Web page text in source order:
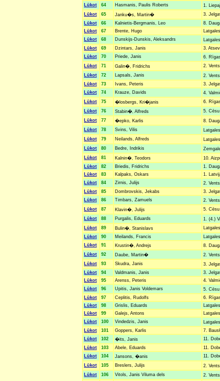
Lūkot
64 Hasmanis, Paulis Roberts
1.
Lūkot
65 Janku�s, Martin�
3.
Lūkot
66 Kalnietis-Bergmanis, Leo
8.
Lūkot
67 Brente, Hugo
Lūkot
68 Dunskijs-Dunskis, Aleksandrs
Lūkot
69 Dzintars, Janis
3.
Lūkot
70 Priede, Janis
6.
Lūkot
71 Galin�, Fridrichs
2.
Lūkot
72 Lapsals, Janis
2.
Lūkot
73 Ivans, Peteris
3.
Lūkot
74 Krauze, Davids
4.
Lūkot
75 �losbergs, Kri�janis
6.
Lūkot
76 Stabin�, Alfreds
5.
Lūkot
77 �epko, Karlis
8.
Lūkot
78 Svins, Vilis
Lūkot
79 Neilands, Alfreds
Lūkot
80 Bedre, Indrikis
Lūkot
81 Kalnin�, Teodors
10.
Lūkot
82 Briedis, Fridrichs
1.
Lūkot
83 Kalpaks, Oskars
1.
Lūkot
84 Zirnis, Julijs
2.
Lūkot
85 Dombrovskis, Jekabs
3.
Lūkot
86 Timbars, Zamuels
2.
Lūkot
87 Klavin�, Julijs
5.
Lūkot
88 Purgalis, Eduards
1. (4.)
Lūkot
89 Bulin�, Stanislavs
Lūkot
90 Meilands, Francis
Lūkot
91 Krustin�, Andrejs
8.
Lūkot
92 Daube, Martin�
2.
Lūkot
93 Skudra, Janis
3.
Lūkot
94 Valdmanis, Janis
3.
Lūkot
95 Arenss, Peteris
4.
Lūkot
96 Upitis, Janis Voldemars
5.
Lūkot
97 Ceplitis, Rudolfs
6.
Lūkot
98 Grislis, Eduards
Lūkot
99 Galejs, Antons
Lūkot
100 Vindedzis, Janis
Lūkot
101 Goppers, Karlis
7.
Lūkot
102 �its, Janis
11.
Lūkot
103 Abele, Eduards
11.
Lūkot
104 Jansons, �anis
11.
Lūkot
105 Breslers, Julijs
2.
Lūkot
106 Vitols, Janis Viluma dels
2.